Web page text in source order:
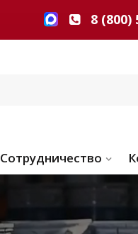
8 (800)
Сотрудничество